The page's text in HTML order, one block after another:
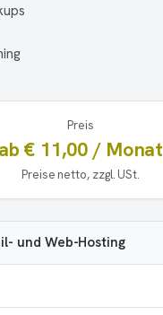
Preis
ab € 11,00 / Monat
Preise netto, zzgl. USt.
und Web-Hosting